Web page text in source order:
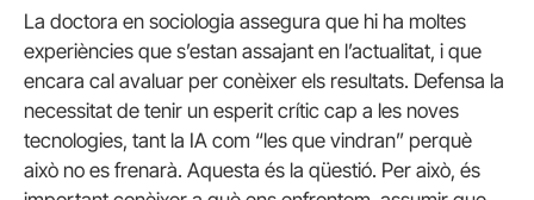
La doctora en sociologia assegura que hi ha moltes
experiències que s’estan assajant en l’actualitat, i que
encara cal avaluar per conèixer els resultats. Defensa la
necessitat de tenir un esperit crític cap a les noves
tecnologies, tant la IA com “les que vindran” perquè
això no es frenarà. Aquesta és la qüestió. Per això, és